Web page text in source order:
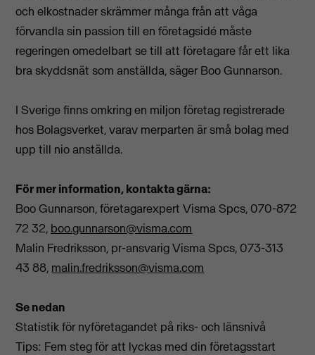
och elkostnaderskrämmer många från attvåga
förvandla sin passion till en företagsidé måste
regeringen omedelbart se till att företagare får ett lika
bra skyddsnät som anställda, säger Boo Gunnarson.
I Sverige finns omkring en miljon företag registrerade
hos Bolagsverket, varav merparten är små bolag med
upp till nio anställda.
För mer information, kontakta gärna:
Boo Gunnarson, företagarexpert Visma Spcs, 070-872
72 32, boo.gunnarson@visma.com
Malin Fredriksson, pr-ansvarig Visma Spcs, 073-313
43 88, malin.fredriksson@visma.com
Se nedan
Statistik för nyföretagandet på riks- och länsnivå
Tips: Fem steg för att lyckas med din företagsstart